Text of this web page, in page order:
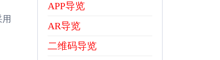
APP导览
AR导览
二维码导览